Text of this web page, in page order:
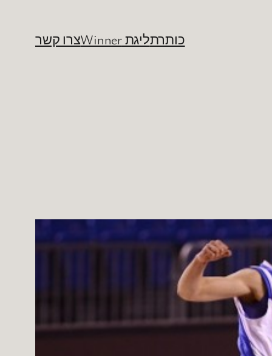
כותרתליגת Winner צרו קשר